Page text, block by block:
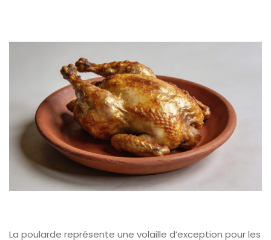
La poularde représente une volaille d’exception pour les